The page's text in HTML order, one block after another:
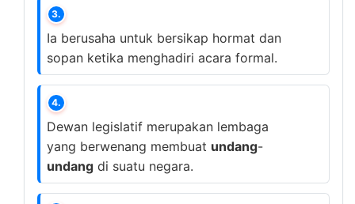
3.
Ia berusaha untuk bersikap hormat dan
sopan ketika menghadiri acara formal.
4.
Dewan legislatif merupakan lembaga
yang berwenang membuat undang-
undang di suatu negara.